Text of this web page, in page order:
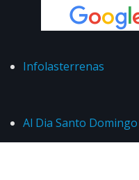
Infolasterrenas
Al Dia Santo Domingo